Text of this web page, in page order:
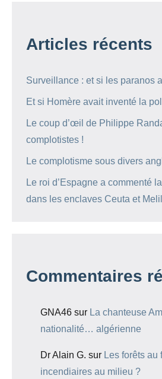
Articles récents
Surveillance : et si les paranos
Et si Homère avait inventé la
Le coup d’œil de Philippe
complotistes !
Le complotisme sous divers
Le roi d’Espagne a commenté
dans les enclaves Ceuta et
Commentaires
GNA46 sur La chanteuse
nationalité… algérienne
Dr Alain G. sur Les forêts au
incendiaires au milieu ?